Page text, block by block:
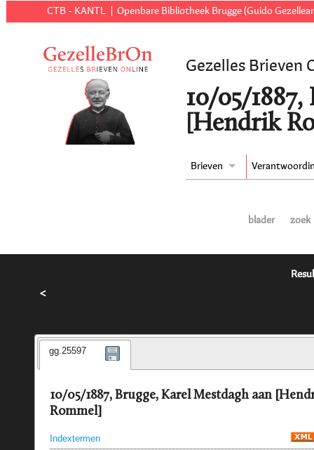
CTB - KANTL Openbare Bibliotheek Brugge (Guido
Gezelles Brieven
10/05/
[Hendrik
Brieven
blader zoek
<
gg.25597
10/05/1887, Brugge, Karel Mestdagh aan
Rommel]
Indextermen